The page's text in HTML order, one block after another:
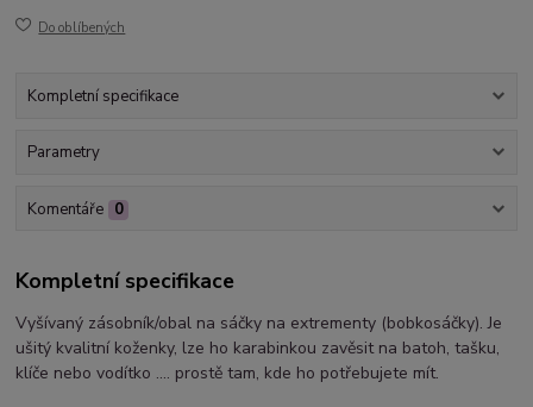
Do oblíbených
Kompletní specifikace
Parametry
Komentáře 0
Kompletní specifikace
Vyšívaný zásobník/obal na sáčky na extrementy (bobkosáčky). Je
ušitý kvalitní koženky, lze ho karabinkou zavěsit na batoh, tašku,
klíče nebo vodítko .... prostě tam, kde ho potřebujete mít.